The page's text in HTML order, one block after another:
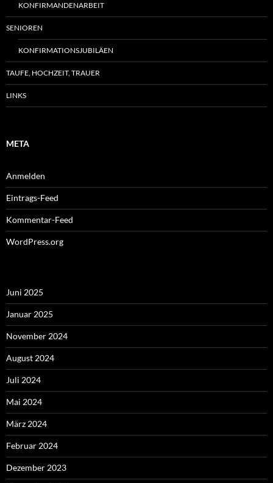
KONFIRMANDENARBEIT
SENIOREN
KONFIRMATIONSJUBILÄEN
TAUFE, HOCHZEIT, TRAUER
LINKS
META
Anmelden
Eintrags-Feed
Kommentar-Feed
WordPress.org
Juni 2025
Januar 2025
November 2024
August 2024
Juli 2024
Mai 2024
März 2024
Februar 2024
Dezember 2023